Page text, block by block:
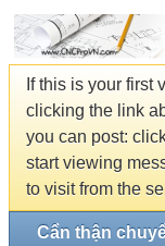
If this is your first
clicking the link
you can post:
start viewing
to visit from the
Cẩn thận